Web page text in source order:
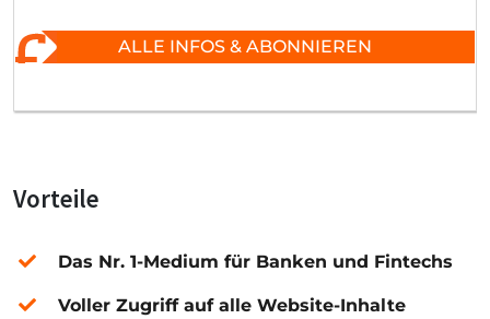
ALLE INFOS & ABONNIEREN
Vorteile
Das Nr. 1-Medium für Banken und Fintechs
Voller Zugriff auf alle Website-Inhalte